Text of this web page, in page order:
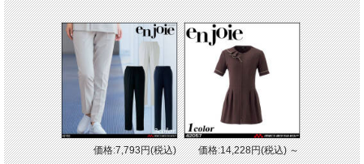
価格:7,793円(税込) 価格:14,228円(税込)～